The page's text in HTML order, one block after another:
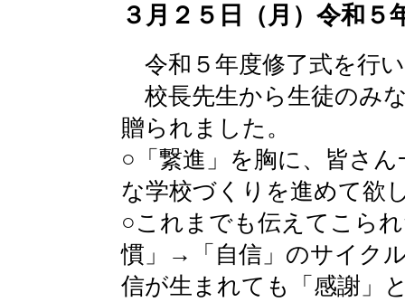
３月２５日（月）令和５
令和５年度修了式を行
校長先生から生徒のみ
贈られました。
○「繋進」を胸に、皆さ
な学校づくりを進めて欲
○これまでも伝えてこら
慣」→「自信」のサイク
信が生まれても「感謝」